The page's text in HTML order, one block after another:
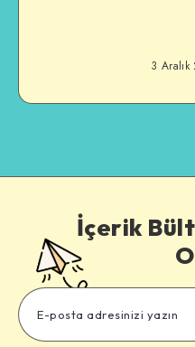
3 Aralık
İçerik